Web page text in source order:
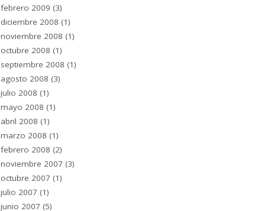
febrero 2009 (3)
diciembre 2008 (1)
noviembre 2008 (1)
octubre 2008 (1)
septiembre 2008 (1)
agosto 2008 (3)
julio 2008 (1)
mayo 2008 (1)
abril 2008 (1)
marzo 2008 (1)
febrero 2008 (2)
noviembre 2007 (3)
octubre 2007 (1)
julio 2007 (1)
junio 2007 (5)